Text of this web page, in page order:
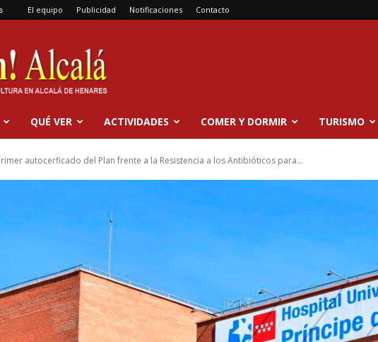
El equipo Publicidad Notificaciones Contacto
QUÉ VER ACTIVIDADES COMER Y DORMIR TURISMO
autocerficado del Plan frente a la Resistencia a los Antibióticos para...